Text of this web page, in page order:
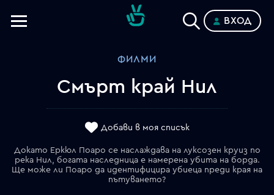
ВХОД
ФИЛМИ
Смърт край Нил
Добави в моя списък
Докато Еркюл Поаро се наслаждава на луксозен круиз по
река Нил, богата наследница е намерена убита на борда.
Ще може ли Поаро да идентифицира убиеца преди края на
пътуването?